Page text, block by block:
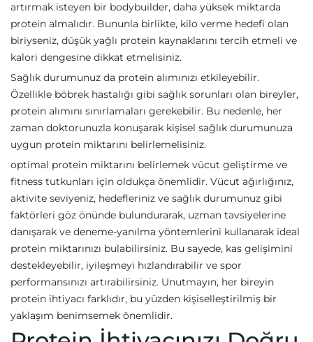
artırmak isteyen bir bodybuilder, daha yüksek miktarda
protein almalıdır. Bununla birlikte, kilo verme hedefi olan
biriyseniz, düşük yağlı protein kaynaklarını tercih etmeli ve
kalori dengesine dikkat etmelisiniz.
Sağlık durumunuz da protein alımınızı etkileyebilir.
Özellikle böbrek hastalığı gibi sağlık sorunları olan bireyler,
protein alımını sınırlamaları gerekebilir. Bu nedenle, her
zaman doktorunuzla konuşarak kişisel sağlık durumunuza
uygun protein miktarını belirlemelisiniz.
optimal protein miktarını belirlemek vücut geliştirme ve
fitness tutkunları için oldukça önemlidir. Vücut ağırlığınız,
aktivite seviyeniz, hedefleriniz ve sağlık durumunuz gibi
faktörleri göz önünde bulundurarak, uzman tavsiyelerine
danışarak ve deneme-yanılma yöntemlerini kullanarak ideal
protein miktarınızı bulabilirsiniz. Bu sayede, kas gelişimini
destekleyebilir, iyileşmeyi hızlandırabilir ve spor
performansınızı artırabilirsiniz. Unutmayın, her bireyin
protein ihtiyacı farklıdır, bu yüzden kişiselleştirilmiş bir
yaklaşım benimsemek önemlidir.